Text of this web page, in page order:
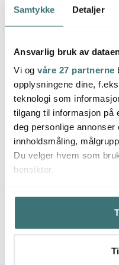
Samtykke Detaljer
Ansvarlig bruk av
Vi og våre 27 partnerne
opplysningene dine,
teknologi som
tilgang til informasjon på
deg personlige
innholdsmåling,
Du velger hvem som
hensikter.
Hvis du gir oss lov, vil vi
Innhente
beliggenheten din,
Identifisere enheten
Tenderflame
Breeze bordlykt 8 0,5L
2 stk
499 kr
På lager
Du